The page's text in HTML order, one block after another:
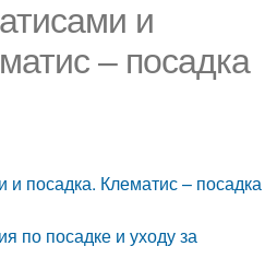
и
– посадка
и посадка. Клематис – посадка
по посадке и уходу за